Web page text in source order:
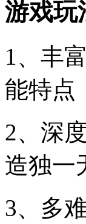
游戏玩
1、丰
能特点
2、深
造独一
3、多